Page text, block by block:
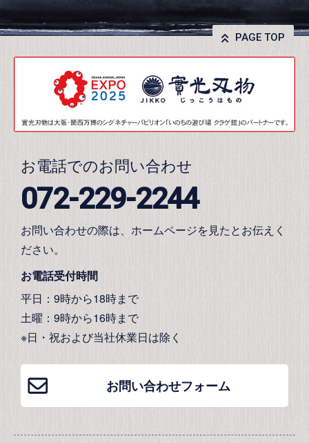
PAGE TOP
お電話でのお問い合わせ
072-229-2244
お問い合わせの際は、ホームページを見たとお伝えく
ださい。
お電話受付時間
平日：9時から18時まで
土曜：9時から16時まで
※日・祝および当社休業日は除く
お問い合わせフォーム